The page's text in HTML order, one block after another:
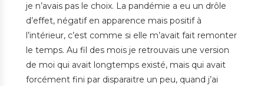
je n’avais pas le choix. La pandémie a eu un drôle
d’effet, négatif en apparence mais positif à
l’intérieur, c’est comme si elle m’avait fait remonter
le temps. Au fil des mois je retrouvais une version
de moi qui avait longtemps existé, mais qui avait
forcément fini par disparaitre un peu, quand j’ai